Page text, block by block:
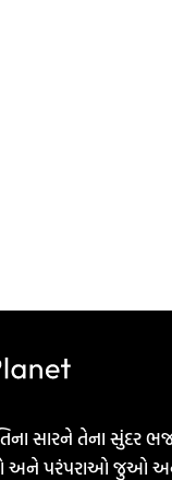
સારને તેના સુંદર
અને પરંપરાઓ જુઓ